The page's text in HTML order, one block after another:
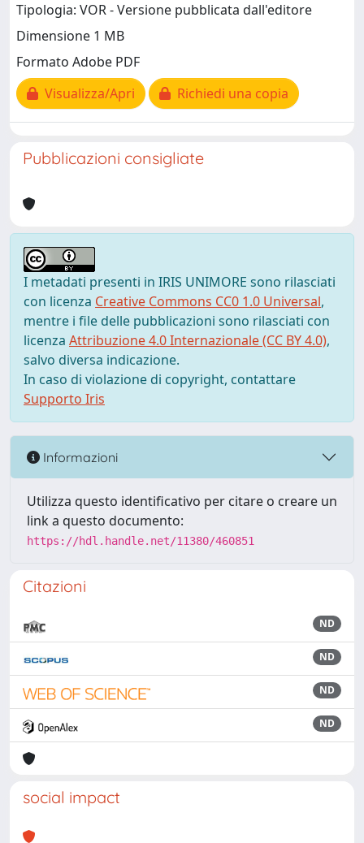
Tipologia: VOR - Versione pubblicata dall'editore
Dimensione 1 MB
Formato Adobe PDF
Visualizza/Apri
Richiedi una copia
Pubblicazioni consigliate
I metadati presenti in IRIS UNIMORE sono rilasciati
con licenza Creative Commons CC0 1.0 Universal,
mentre i file delle pubblicazioni sono rilasciati con
licenza Attribuzione 4.0 Internazionale (CC BY 4.0),
salvo diversa indicazione.
In caso di violazione di copyright, contattare
Supporto Iris
Informazioni
Utilizza questo identificativo per citare o creare un
link a questo documento:
https://hdl.handle.net/11380/460851
Citazioni
ND
ND
ND
ND
social impact